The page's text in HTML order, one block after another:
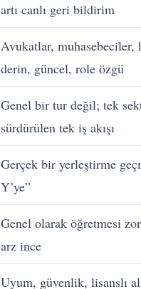
artı canlı geri bildirim
Avukatlar,
derin, güncel, role özgü
Genel bir tur değil; tek
sürdürülen tek iş akışı
Gerçek bir yerleştirme
Y’ye”
Genel olarak öğretmesi
arz ince
Uyum, güvenlik, lisanslı